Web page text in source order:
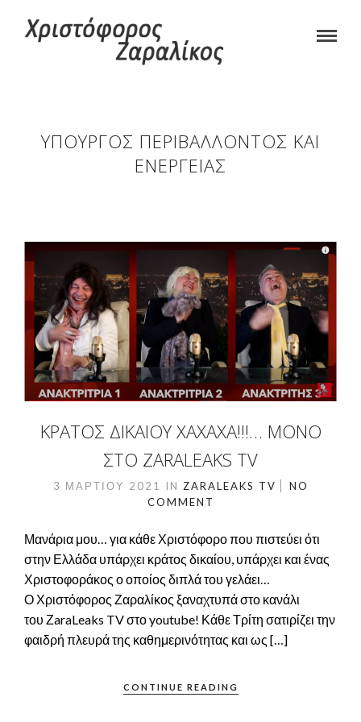
ΥΠΟΥΡΓΌΣ ΠΕΡΙΒΆΛΛΟΝΤΟΣ ΚΑΙ
ΕΝΈΡΓΕΙΑΣ
ΚΡΆΤΟΣ ΔΙΚΑΊΟΥ ΧΑΧΑΧΑ!!!… ΜΌΝΟ
ΣΤΟ ZARALEAKS TV
3 ΜΑΡΤΊΟΥ 2021 IN ZARALEAKS TV
NO
COMMENT
Μανάρια μου… για κάθε Χριστόφορο που πιστεύει ότι
στην Ελλάδα υπάρχει κράτος δικαίου, υπάρχει και ένας
Χριστοφοράκος ο οποίος διπλά του γελάει…
Ο Χριστόφορος Ζαραλίκος ξαναχτυπά στο κανάλι
του ΖaraLeaks TV στο youtube! Κάθε Τρίτη σατιρίζει την
φαιδρή πλευρά της καθημερινότητας και ως […]
CONTINUE READING